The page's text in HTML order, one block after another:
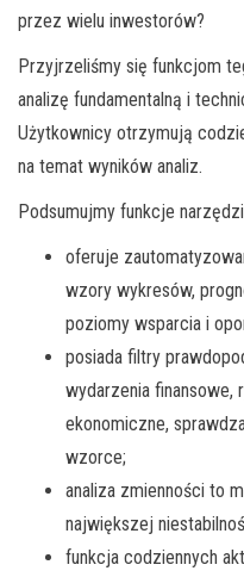
przez wielu inwestorów?
Przyjrzeliśmy się funkcjom
analizę fundamentalną i
Użytkownicy otrzymują
na temat wyników analiz.
Podsumujmy funkcje
oferuje
wzory wykresów,
poziomy wsparcia i
posiada filtry
wydarzenia finansowe,
ekonomiczne,
wzorce;
analiza zmienności to
największej
funkcja codziennych